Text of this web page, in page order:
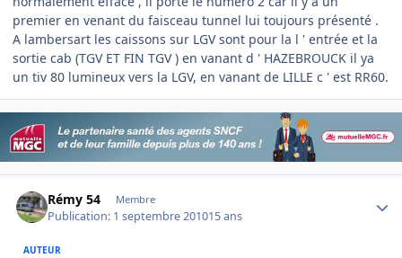
premier en venant du faisceau tunnel lui toujours présenté .
A lambersart les caissons sur LGV sont pour la l ' entrée et la
sortie cab (TGV ET FIN TGV ) en vanant d ' HAZEBROUCK il ya
un tiv 80 lumineux vers la LGV, en vanant de LILLE c ' est RR60.
Rémy 54 Membre
Publication: 1 septembre 201015 ans
AUTEUR